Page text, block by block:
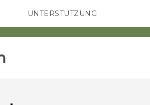
SMARTPHONES
UNTERSTÜTZUNG
HTC-Geräte und Zubehör